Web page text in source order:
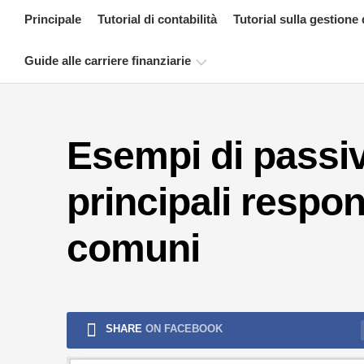
Principale Tutorial di contabilità Tutorial sulla gestione
Guide alle carriere finanziarie
certificazione
Tutorial
modellazione
finanziaria
Esempi di
principali
comuni
SHARE ON FACEBOOK